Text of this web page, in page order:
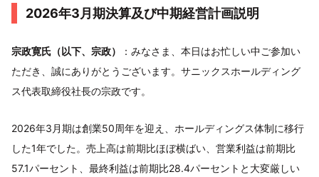
2026年3月期決算及び中期経営計画説明
宗政寛氏（以下、宗政）
：みなさま、本日はお忙しい中ご参加い
ただき、誠にありがとうございます。サニックスホールディング
ス代表取締役社長の宗政です。
2026年3月期は創業50周年を迎え、ホールディングス体制に移行
した1年でした。売上高は前期比ほぼ横ばい、営業利益は前期比
57.1パーセント、最終利益は前期比28.4パーセントと大変厳しい